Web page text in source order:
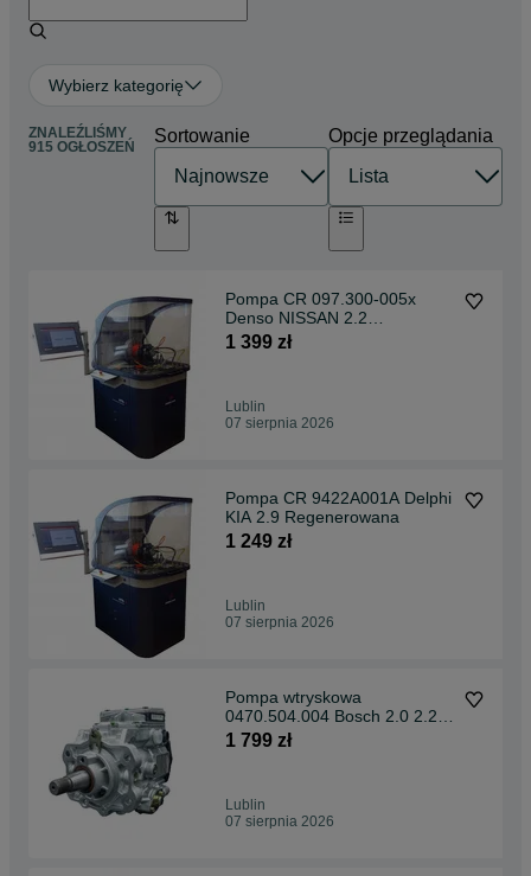
Wybierz kategorię
ZNALEŹLIŚMY
915 OGŁOSZEŃ
Sortowanie Opcje przeglądania
Pompa CR 097.300-005x
Denso NISSAN 2.2
Regenerowana
1 399 zł
Lublin
07 sierpnia 2026
Pompa CR 9422A001A Delphi
KIA 2.9 Regenerowana
1 249 zł
Lublin
07 sierpnia 2026
Pompa wtryskowa
0470.504.004 Bosch 2.0 2.2
DTI regenerowana
1 799 zł
Lublin
07 sierpnia 2026